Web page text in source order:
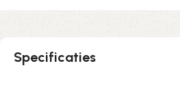
Specificaties